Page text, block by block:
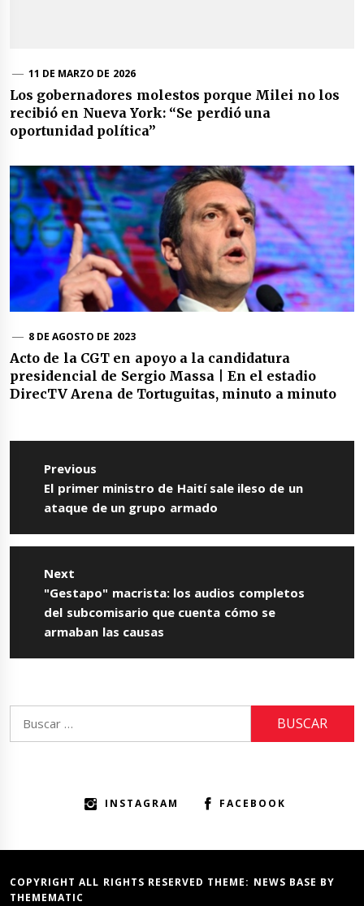
11 DE MARZO DE 2026
Los gobernadores molestos porque Milei no los
recibió en Nueva York: “Se perdió una
oportunidad política”
8 DE AGOSTO DE 2023
Acto de la CGT en apoyo a la candidatura
presidencial de Sergio Massa | En el estadio
DirecTV Arena de Tortuguitas, minuto a minuto
Navegación
entradas
Previous
Previous
post:
El primer ministro de Haití sale ileso de un
ataque de un grupo armado
Next
Next
post:
"Gestapo" macrista: los audios completos
del subcomisario que cuenta cómo se
armaban las causas
INSTAGRAM FACEBOOK
COPYRIGHT ALL RIGHTS RESERVED THEME: NEWS BASE BY
THEMEMATIC